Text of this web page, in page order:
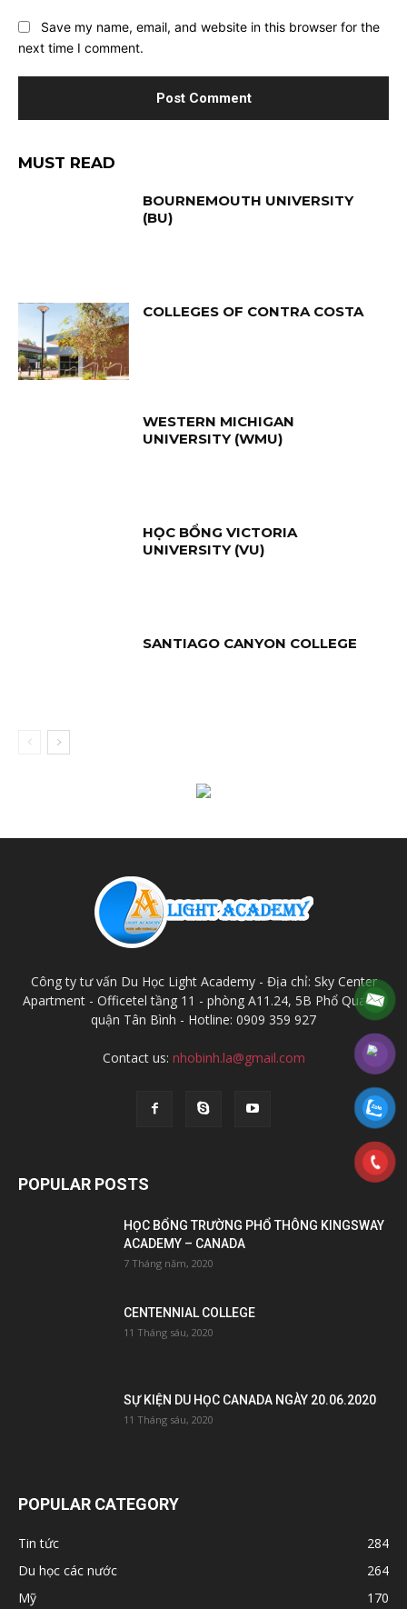
Save my name, email, and website in this browser for the
next time I comment.
MUST READ
BOURNEMOUTH UNIVERSITY
(BU)
COLLEGES OF CONTRA COSTA
WESTERN MICHIGAN
UNIVERSITY (WMU)
HỌC BỔNG VICTORIA
UNIVERSITY (VU)
SANTIAGO CANYON COLLEGE
Công ty tư vấn Du Học Light Academy - Địa chỉ: Sky Center
Apartment - Officetel tầng 11 - phòng A11.24, 5B Phổ Quang,
quận Tân Bình - Hotline: 0909 359 927
Contact us: nhobinh.la@gmail.com
POPULAR POSTS
HỌC BỔNG TRƯỜNG PHỔ THÔNG KINGSWAY
ACADEMY – CANADA
7 Tháng năm, 2020
CENTENNIAL COLLEGE
11 Tháng sáu, 2020
SỰ KIỆN DU HỌC CANADA NGÀY 20.06.2020
11 Tháng sáu, 2020
POPULAR CATEGORY
Tin tức
284
Du học các nước
264
Mỹ
170